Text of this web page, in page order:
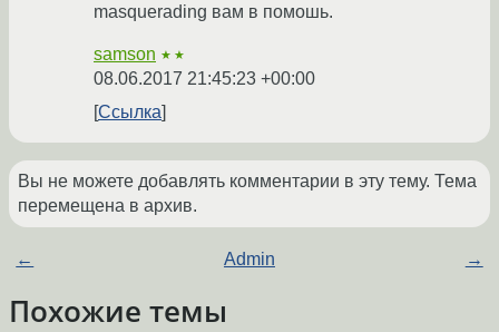
masquerading вам в помошь.
samson ★★
08.06.2017 21:45:23 +00:00
Ссылка
Вы не можете добавлять комментарии в эту тему. Тема
перемещена в архив.
← Admin →
Похожие темы